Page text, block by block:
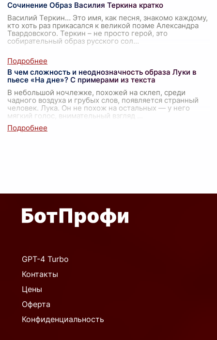
Сочинение Образ Василия Теркина кратко
Василий Теркин… Это имя, как песня, знакомо каждому,
кто хоть раз прикасался к великой поэме Александра
Твардовского. Теркин – не просто герой, это
собирательный образ русского сол...
В чем сложность и неоднозначность образа Луки в
пьесе «На дне»? С примерами из текста
В небольшой ночлежке, похожей на склеп, среди
чадного воздуха и грубых слов, появляется странный
человек. Лука. Он не похож на остальных — у него
мягкий голос, внимательный взгляд
GPT-4 Turbo
Контакты
Цены
Оферта
Конфиденциальность